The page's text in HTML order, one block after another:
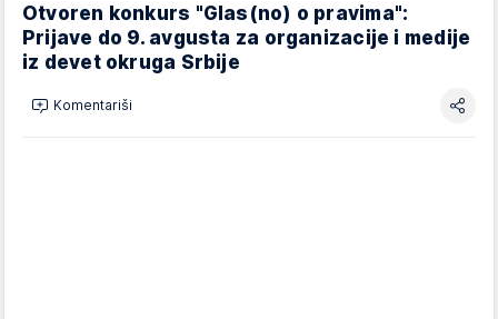
Otvoren konkurs "Glas(no) o pravima":
Prijave do 9. avgusta za organizacije i medije
iz devet okruga Srbije
Komentariši